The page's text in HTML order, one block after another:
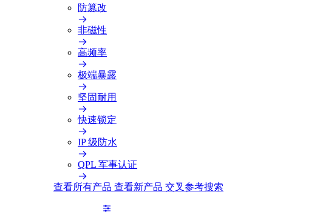
防篡改
非磁性
高频率
极端暴露
坚固耐用
快速锁定
IP 级防水
QPL 军事认证
查看所有产品 查看新产品 交叉参考搜索